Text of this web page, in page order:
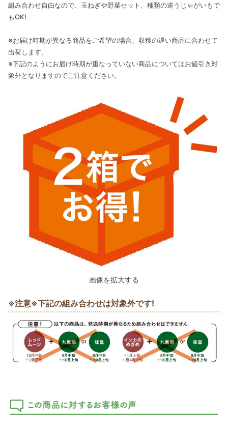
組み合わせ自由なので、玉ねぎや野菜セット、種類の違うじゃがいもで
もOK!
※お届け時期が異なる商品をご希望の場合、収穫の遅い商品に合わせて
出荷します。
※下記のようにお届け時期が重なっていない商品についてはお値引き対
象外となりますのでご注意ください。
画像を拡大する
※注意※下記の組み合わせは対象外です!